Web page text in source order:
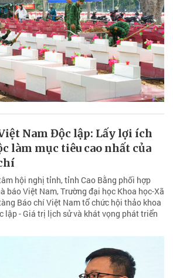
Nam Độc lập: Lấy lợi ích
làm mục tiêu cao nhất của
hội nghị tỉnh, tỉnh Cao Bằng phối hợp
báo Việt Nam, Trường đại học Khoa học-Xã
Báo chí Việt Nam tổ chức hội thảo khoa
lập - Giá trị lịch sử và khát vọng phát triển